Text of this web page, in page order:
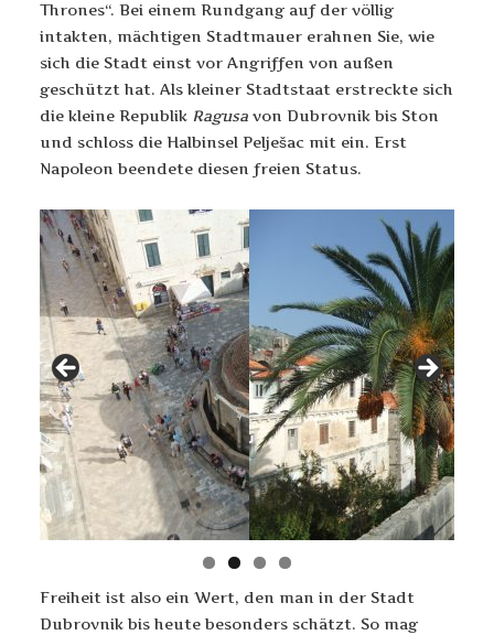
Thrones“. Bei einem Rundgang auf der völlig
intakten, mächtigen Stadtmauer erahnen Sie, wie
sich die Stadt einst vor Angriffen von außen
geschützt hat. Als kleiner Stadtstaat erstreckte sich
die kleine Republik Ragusa von Dubrovnik bis Ston
und schloss die Halbinsel Pelješac mit ein. Erst
Napoleon beendete diesen freien Status.
Freiheit ist also ein Wert, den man in der Stadt
Dubrovnik bis heute besonders schätzt. So mag